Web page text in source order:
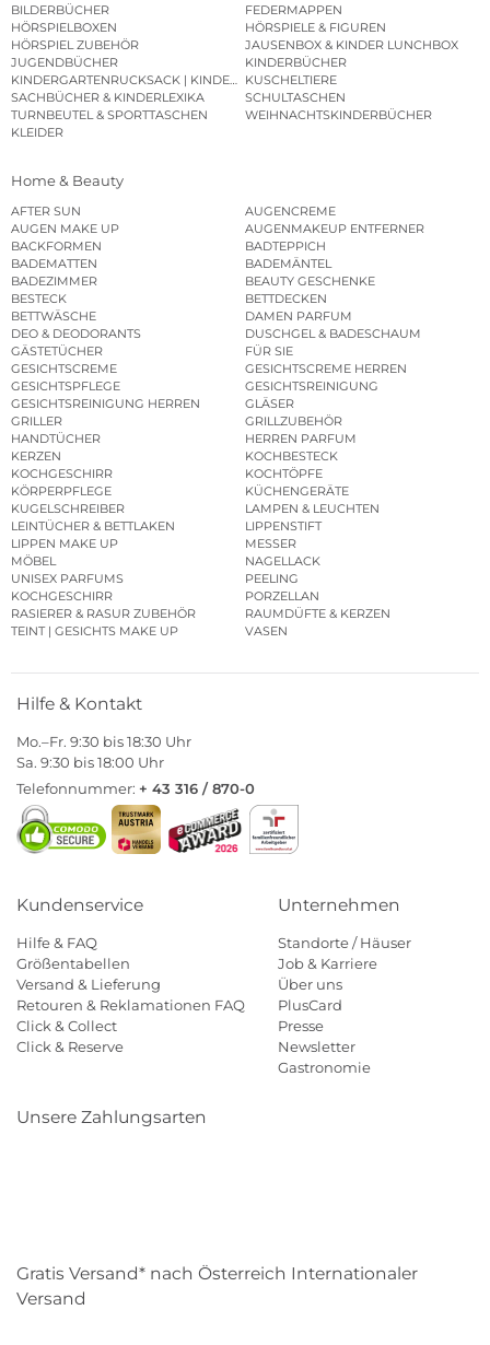
BILDERBÜCHER
FEDERMAPPEN
HÖRSPIELBOXEN
HÖRSPIELE & FIGUREN
HÖRSPIEL ZUBEHÖR
JAUSENBOX & KINDER LUNCHBOX
JUGENDBÜCHER
KINDERBÜCHER
KINDERGARTENRUCKSACK | KINDERGARTENBEUTEL
KUSCHELTIERE
SACHBÜCHER & KINDERLEXIKA
SCHULTASCHEN
TURNBEUTEL & SPORTTASCHEN
WEIHNACHTSKINDERBÜCHER
KLEIDER
Home & Beauty
AFTER SUN
AUGENCREME
AUGEN MAKE UP
AUGENMAKEUP ENTFERNER
BACKFORMEN
BADTEPPICH
BADEMATTEN
BADEMÄNTEL
BADEZIMMER
BEAUTY GESCHENKE
BESTECK
BETTDECKEN
BETTWÄSCHE
DAMEN PARFUM
DEO & DEODORANTS
DUSCHGEL & BADESCHAUM
GÄSTETÜCHER
FÜR SIE
GESICHTSCREME
GESICHTSCREME HERREN
GESICHTSPFLEGE
GESICHTSREINIGUNG
GESICHTSREINIGUNG HERREN
GLÄSER
GRILLER
GRILLZUBEHÖR
HANDTÜCHER
HERREN PARFUM
KERZEN
KOCHBESTECK
KOCHGESCHIRR
KOCHTÖPFE
KÖRPERPFLEGE
KÜCHENGERÄTE
KUGELSCHREIBER
LAMPEN & LEUCHTEN
LEINTÜCHER & BETTLAKEN
LIPPENSTIFT
LIPPEN MAKE UP
MESSER
MÖBEL
NAGELLACK
UNISEX PARFUMS
PEELING
KOCHGESCHIRR
PORZELLAN
RASIERER & RASUR ZUBEHÖR
RAUMDÜFTE & KERZEN
TEINT | GESICHTS MAKE UP
VASEN
Hilfe & Kontakt
Mo.–Fr. 9:30 bis 18:30 Uhr
Sa. 9:30 bis 18:00 Uhr
Telefonnummer: + 43 316 / 870-0
Kundenservice
Hilfe & FAQ
Größentabellen
Versand & Lieferung
Retouren & Reklamationen FAQ
Click & Collect
Click & Reserve
Unternehmen
Standorte / Häuser
Job & Karriere
Über uns
PlusCard
Presse
Newsletter
Gastronomie
Unsere Zahlungsarten
Gratis Versand* nach Österreich Internationaler
Versand